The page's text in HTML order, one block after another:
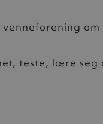
teste, lære seg